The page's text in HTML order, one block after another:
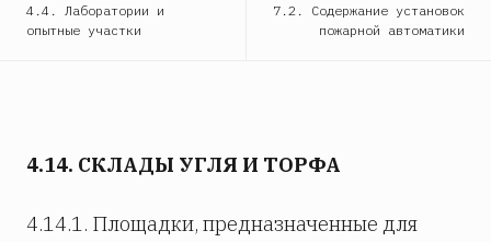
4.4. Лаборатории и
опытные участки
7.2. Содержание установок
пожарной автоматики
4.14. СКЛАДЫ УГЛЯ И ТОРФА
4.14.1. Площадки, предназначенные для